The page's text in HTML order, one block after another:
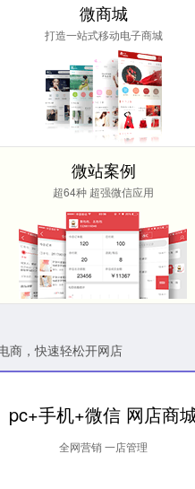
微商城
打造一站式移动电子商城
微站案例
超64种 超强微信应用
商，快速轻松开网店
pc+手机+微信 网店商
全网营销 一店管理